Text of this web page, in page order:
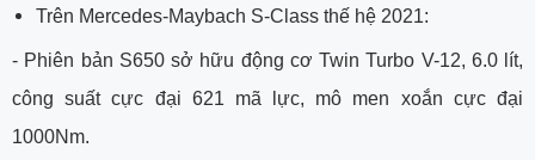
Trên Mercedes-Maybach S-Class thế hệ 2021:
- Phiên bản S650 sở hữu động cơ Twin Turbo V-12, 6.0 lít,
công suất cực đại 621 mã lực, mô men xoắn cực đại
1000Nm.